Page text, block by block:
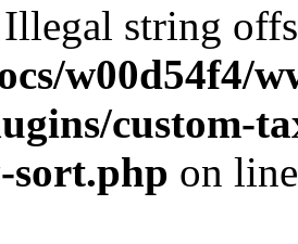
string
w00d54f4/
custom-
sort.php on